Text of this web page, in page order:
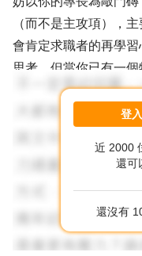
（而不是主攻項），
會肯定求職者的再學
思考，但當你已有一
行銷（活動）相關職
己努力提升行銷技能
登
近 2000
還可
還沒有